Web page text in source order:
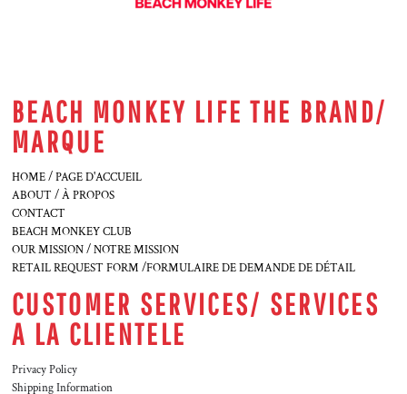
BEACH MONKEY LIFE THE BRAND/
MARQUE
HOME / PAGE D'ACCUEIL
ABOUT / À PROPOS
CONTACT
BEACH MONKEY CLUB
OUR MISSION / NOTRE MISSION
RETAIL REQUEST FORM /FORMULAIRE DE DEMANDE DE DÉTAIL
CUSTOMER SERVICES/ SERVICES
A LA CLIENTELE
Privacy Policy
Shipping Information